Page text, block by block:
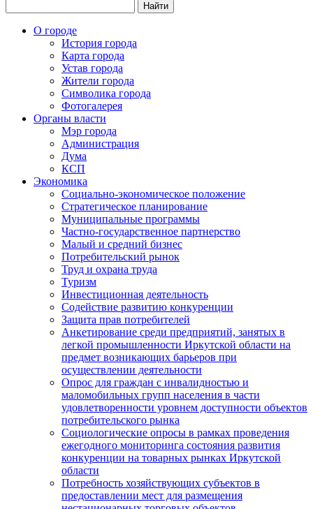
Найти
О городе
История города
Карта города
Устав города
Жители города
Символика города
Фотогалерея
Органы власти
Мэр города
Администрация
Дума
КСП
Экономика
Социально-экономическое положение
Стратегическое планирование
Муниципальные программы
Частно-государственное партнерство
Малый и средний бизнес
Потребительский рынок
Труд и охрана труда
Туризм
Инвестиционная деятельность
Содействие развитию конкуренции
Защита прав потребителей
Анкетирование среди предприятий, занятых в
легкой промышленности Иркутской области на
предмет возникающих барьеров при
осуществлении деятельности
Опрос для граждан с инвалидностью и
маломобильных групп населения в части
удовлетворенности уровнем доступности объектов
потребительского рынка
Социологические опросы в рамках проведения
ежегодного мониторинга состояния развития
конкуренции на товарных рынках Иркутской
области
Потребность хозяйствующих субъектов в
предоставлении мест для размещения